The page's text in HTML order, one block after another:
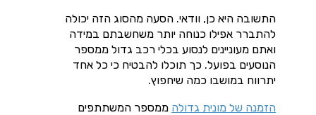
התשובה היא כן, וודאי. הסעה מהסוג הזה יכולה
להתברר אפילו כנוחה יותר משחשבתם במידה
ואתם מעוניינים לנסוע בכלי רכב גדול ממספר
הנוסעים בפועל. כך תוכלו להבטיח כי כל אחד
יתרווח במושבו כמה שיחפוץ.
הזמנה של מונית גדולה ממספר המשתתפים